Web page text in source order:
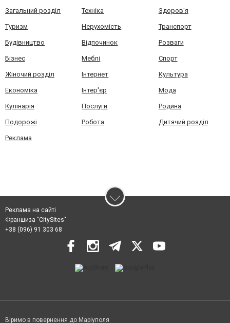
Загальний розділ Техніка Здоров'я
Туризм Нерухомість Транспорт
Будівництво Відпочинок Розваги
Бізнес Меблі Спорт
Жіночий розділ Інтернет Культура
Економіка Інтер'єр Мода
Кулінарія Послуги Родина
Подорожі Робота Дитячий розділ
Реклама
Реклама на сайті
Франшиза "CitySites"
+38 (096) 91 303 68
Віримо в повернення до Маріуполя